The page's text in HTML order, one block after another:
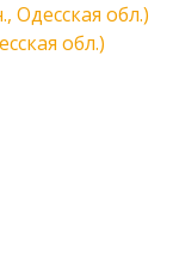
обл.)
обл.)